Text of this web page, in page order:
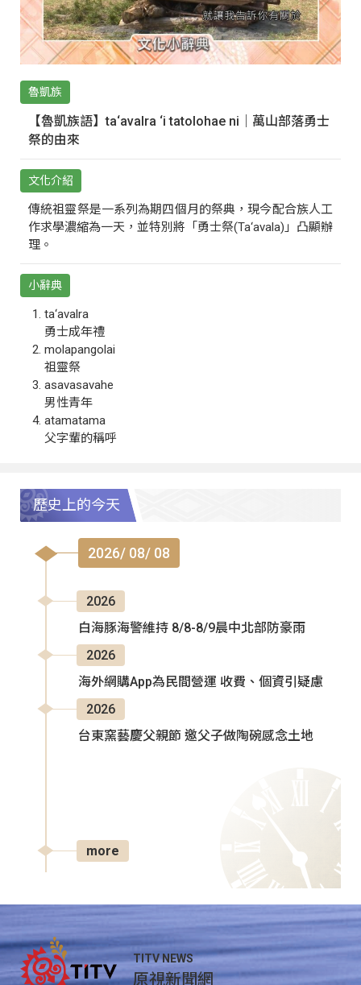
魯凱族
【魯凱族語】ta‘avalra ‘i tatolohae ni｜萬山部落勇士
祭的由來
文化介紹
傳統祖靈祭是一系列為期四個月的祭典，現今配合族人工
作求學濃縮為一天，並特別將「勇士祭(Ta‘avala)」凸顯辦
理。
小辭典
ta‘avalra
勇士成年禮
molapangolai
祖靈祭
asavasavahe
男性青年
atamatama
父字輩的稱呼
歷史上的今天
2026/ 08/ 08
2026
白海豚海警維持 8/8-8/9晨中北部防豪雨
2026
海外網購App為民間營運 收費、個資引疑慮
2026
台東窯藝慶父親節 邀父子做陶碗感念土地
more
TITV NEWS
原視新聞網